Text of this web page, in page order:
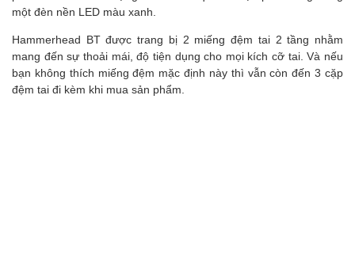
một đèn nền LED màu xanh.
Hammerhead BT được trang bị 2 miếng đệm tai 2 tầng nhằm
mang đến sự thoải mái, độ tiện dụng cho mọi kích cỡ tai. Và nếu
bạn không thích miếng đệm mặc định này thì vẫn còn đến 3 cặp
đệm tai đi kèm khi mua sản phẩm.